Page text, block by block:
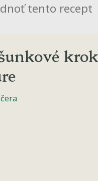
tento recept